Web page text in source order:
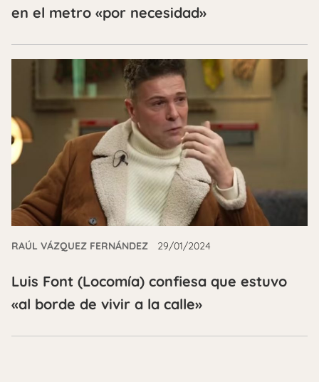
en el metro «por necesidad»
RAÚL VÁZQUEZ FERNÁNDEZ 29/01/2024
Luis Font (Locomía) confiesa que estuvo
«al borde de vivir a la calle»